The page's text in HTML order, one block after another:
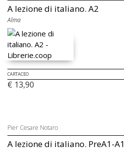
A lezione di italiano. A2
Alma
CARTACEO
€ 13,90
Pier Cesare Notaro
A lezione di italiano. PreA1-A1